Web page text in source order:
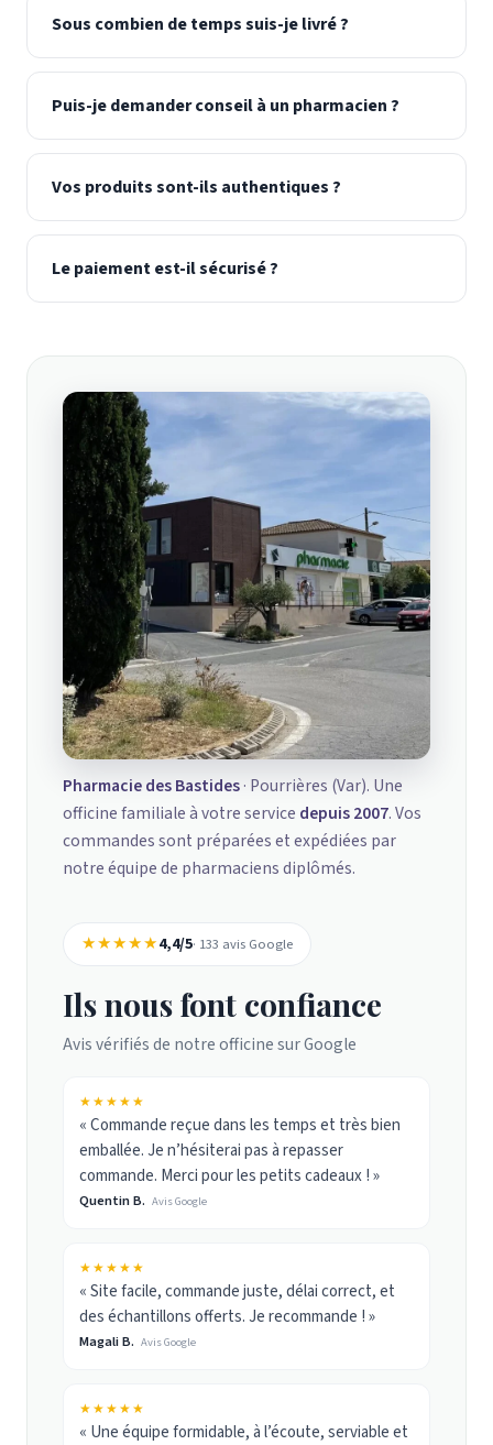
Sous combien de temps suis-je livré ?
Puis-je demander conseil à un pharmacien ?
Vos produits sont-ils authentiques ?
Le paiement est-il sécurisé ?
Pharmacie des Bastides· Pourrières (Var). Une
officine familiale à votre service depuis 2007. Vos
commandes sont préparées et expédiées par
notre équipe de pharmaciens diplômés.
★★★★★4,4/5· 133 avis Google
Ils nous font confiance
Avis vérifiés de notre officine sur Google
★★★★★
« Commande reçue dans les temps et très bien
emballée. Je n’hésiterai pas à repasser
commande. Merci pour les petits cadeaux ! »
Quentin B. Avis Google
★★★★★
« Site facile, commande juste, délai correct, et
des échantillons offerts. Je recommande ! »
Magali B. Avis Google
★★★★★
« Une équipe formidable, à l’écoute, serviable et